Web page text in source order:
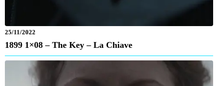
25/11/2022
1899 1×08 – The Key – La Chiave